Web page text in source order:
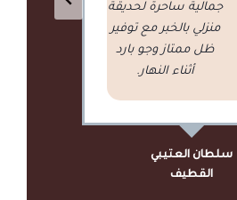
النتيجة ممتازة جداً
من حيث الجودة
وسرعة التنفيذ
والتعامل الاحترافي
عبد الله الخالدي